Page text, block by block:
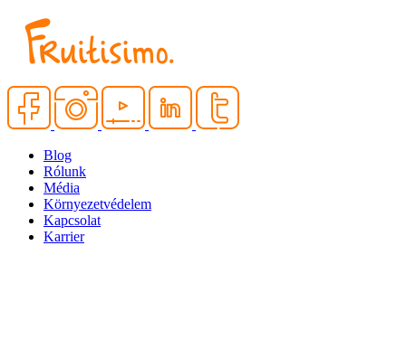
Blog
Rólunk
Média
Környezetvédelem
Kapcsolat
Karrier